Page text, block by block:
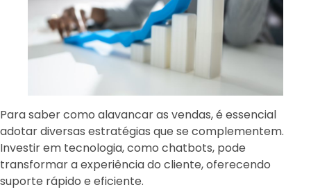
Para saber como alavancar as vendas, é essencial
adotar diversas estratégias que se complementem.
Investir em tecnologia, como chatbots, pode
transformar a experiência do cliente, oferecendo
suporte rápido e eficiente.